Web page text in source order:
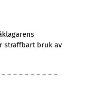
straffbart bruk av
– – – – – – – – –